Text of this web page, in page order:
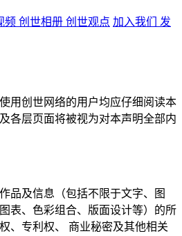
频 创世相册 创世观点 加入我们 发
用创世网络的用户均应仔细阅读本
各层页面将被视为对本声明全部内
品及信息（包括不限于文字、图
表、色彩组合、版面设计等）的所
、专利权、 商业秘密及其他相关